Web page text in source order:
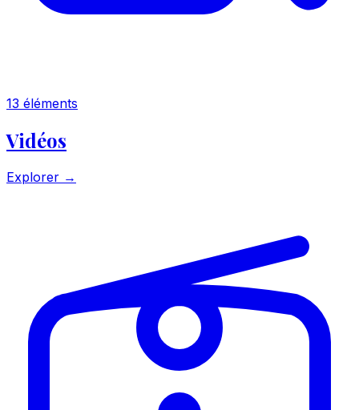
13 éléments
Vidéos
Explorer →